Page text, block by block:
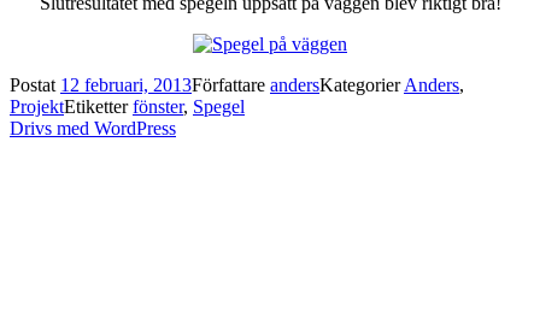
Postat 12 februari, 2013Författare andersKategorierAnders,
ProjektEtiketterfönster, Spegel
Drivs med WordPress